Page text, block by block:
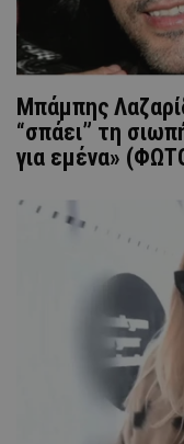
Μπάμπης
“σπάει” τη
για εμένα»